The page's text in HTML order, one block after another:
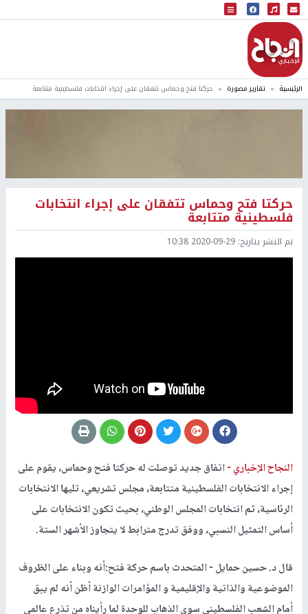
البث المباشر
إذاعة النجاح
الرئيسية تقارير مصورة حركتا فتح وحماس تتفقان على إجراء انتخابات فلسطينية متتابعة
حركتا فتح وحماس تتفقان على إجراء انتخابات
فلسطينية متتابعة
تم النشر بتاريخ: 2020-09-29 10:38
النجاح الإخباري -اتفاق جديد توصلت له حركتا فتح وحماس، يقوم على
إجراء الانتخابات الفلسطينية متتابعة، مجلس تشريعي، تليها الانتخابات
الرئاسية، ثم انتخابات المجلس الوطني، بحيث تكون الانتخابات على
أساس التمثيل النسبي، ووفق تدرج مترابط لا يتجاوز الأشهر الستة.
قال د. حسين حمايل - المتحدث باسم حركة فتح:أنه وبناء على الظروف
الموضوعية والذاتية والإقليمية و المؤامرات الوازنة أظن أنه لم يبق
أمام الشعب الفلسطيني سوى الذهاب للوحدة لما رأيناه من تذرع عالمي